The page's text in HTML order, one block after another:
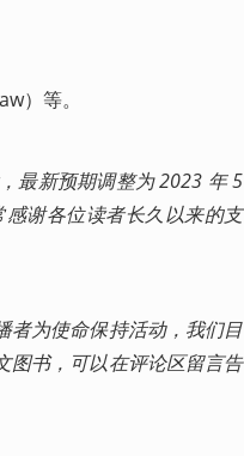
）等。
最新预期调整为 2023 年 5
谢各位读者长久以来的支
者为使命保持活动，我们目
图书，可以在评论区留言告